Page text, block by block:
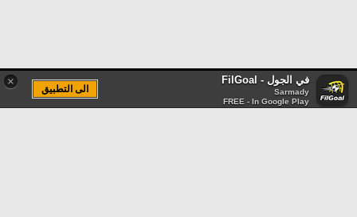
× في الجول - FilGoal
Sarmady
FREE - In Google Play
الى التطبيق